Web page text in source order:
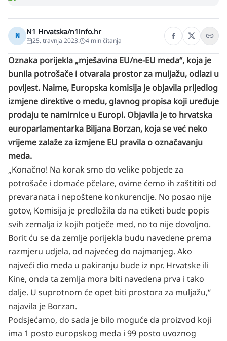
Osmrtnice
N N1 Hrvatska/n1info.hr
25. travnja 2023. 4 min čitanja
Oznaka porijekla „mješavina EU/ne-EU meda“, koja je
bunila potrošače i otvarala prostor za muljažu, odlazi u
povijest. Naime, Europska komisija je objavila prijedlog
izmjene direktive o medu, glavnog propisa koji uređuje
prodaju te namirnice u Europi. Objavila je to hrvatska
europarlamentarka Biljana Borzan, koja se već neko
vrijeme zalaže za izmjene EU pravila o označavanju
meda.
„Konačno! Na korak smo do velike pobjede za
potrošače i domaće pčelare, ovime ćemo ih zaštititi od
prevaranata i nepoštene konkurencije. No posao nije
gotov, Komisija je predložila da na etiketi bude popis
svih zemalja iz kojih potječe med, no to nije dovoljno.
Borit ću se da zemlje porijekla budu navedene prema
razmjeru udjela, od najvećeg do najmanjeg. Ako
najveći dio meda u pakiranju bude iz npr. Hrvatske ili
Kine, onda ta zemlja mora biti navedena prva i tako
dalje. U suprotnom će opet biti prostora za muljažu,“
najavila je Borzan.
Podsjećamo, do sada je bilo moguće da proizvod koji
ima 1 posto europskog meda i 99 posto uvoznog